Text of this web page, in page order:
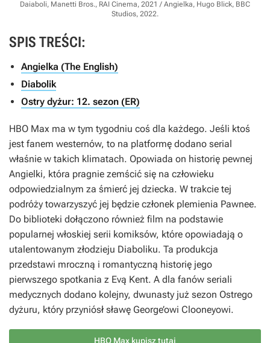
Daiaboli, Manetti Bros., RAI Cinema, 2021 / Angielka, Hugo Blick, BBC
Studios, 2022.
SPIS TREŚCI:
Angielka (The English)
Diabolik
Ostry dyżur: 12. sezon (ER)
HBO Max ma w tym tygodniu coś dla każdego. Jeśli ktoś
jest fanem westernów, to na platformę dodano serial
właśnie w takich klimatach. Opowiada on historię pewnej
Angielki, która pragnie zemścić się na człowieku
odpowiedzialnym za śmierć jej dziecka. W trakcie tej
podróży towarzyszyć jej będzie członek plemienia Pawnee.
Do biblioteki dołączono również film na podstawie
popularnej włoskiej serii komiksów, które opowiadają o
utalentowanym złodzieju Diaboliku. Ta produkcja
przedstawi mroczną i romantyczną historię jego
pierwszego spotkania z Evą Kent. A dla fanów seriali
medycznych dodano kolejny, dwunasty już sezon Ostrego
dyżuru, który przyniósł sławę George’owi Clooneyowi.
HBO Max kupisz tutaj